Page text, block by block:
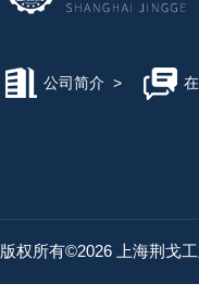
公司简介 >
版权所有©2026 上海荆戈